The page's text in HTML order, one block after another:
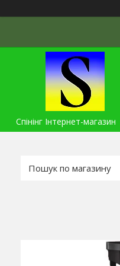
Спінінг Інтернет-магазин